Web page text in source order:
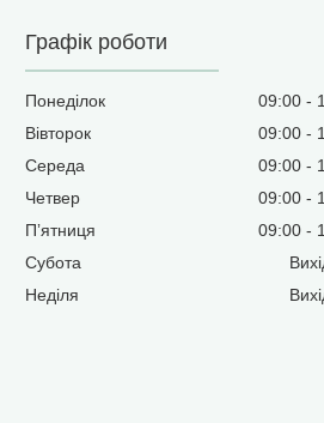
Графік роботи
Понеділок 09:00
Вівторок
09:00
Середа
09:00
Четвер
09:00
Пʼятниця
09:00
Субота
Неділя